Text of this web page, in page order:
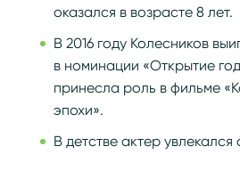
оказался в возрасте 8 лет.
В 2016 году Колесников
в номинации «Открытие
принесла роль в фильме
эпохи».
В детстве актер увлекался